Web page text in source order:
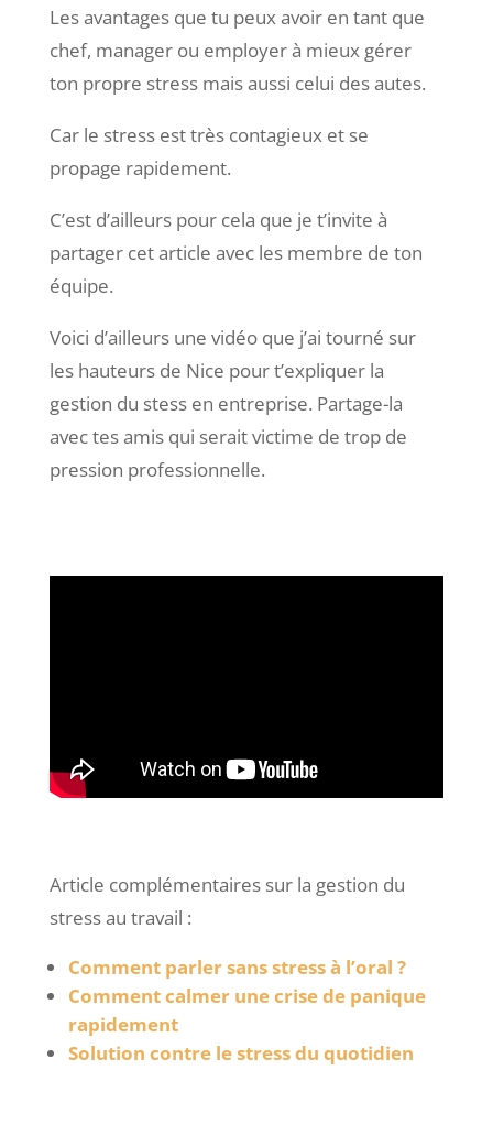
Les avantages que tu peux avoir en tant que
chef, manager ou employer à mieux gérer
ton propre stress mais aussi celui des autes.
Car le stress est très contagieux et se
propage rapidement.
C’est d’ailleurs pour cela que je t’invite à
partager cet article avec les membre de ton
équipe.
Voici d’ailleurs une vidéo que j’ai tourné sur
les hauteurs de Nice pour t’expliquer la
gestion du stess en entreprise. Partage-la
avec tes amis qui serait victime de trop de
pression professionnelle.
Article complémentaires sur la gestion du
stress au travail :
Comment parler sans stress à l’oral ?
Comment calmer une crise de panique
rapidement
Solution contre le stress du quotidien